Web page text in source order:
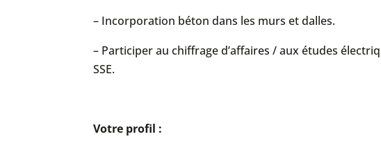
– Incorporation béton dans les murs et dalles.
– Participer au chiffrage d’affaires / aux études
SSE.
Votre profil :